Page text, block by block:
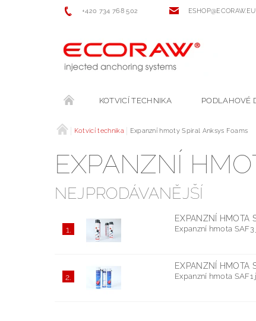
+420 734 768 502 ESHOP@ECORAW.EU
KOTVICÍ TECHNIKA PODLAHOVÉ
Kotvicí technika Expanzní hmoty Spiral Anksys Foams
EXPANZNÍ
NEJPRODÁVANĚJŠÍ
1.
EXPANZNÍ HMOTA
Expanzní hmota
2.
EXPANZNÍ HMOTA
Expanzní hmota